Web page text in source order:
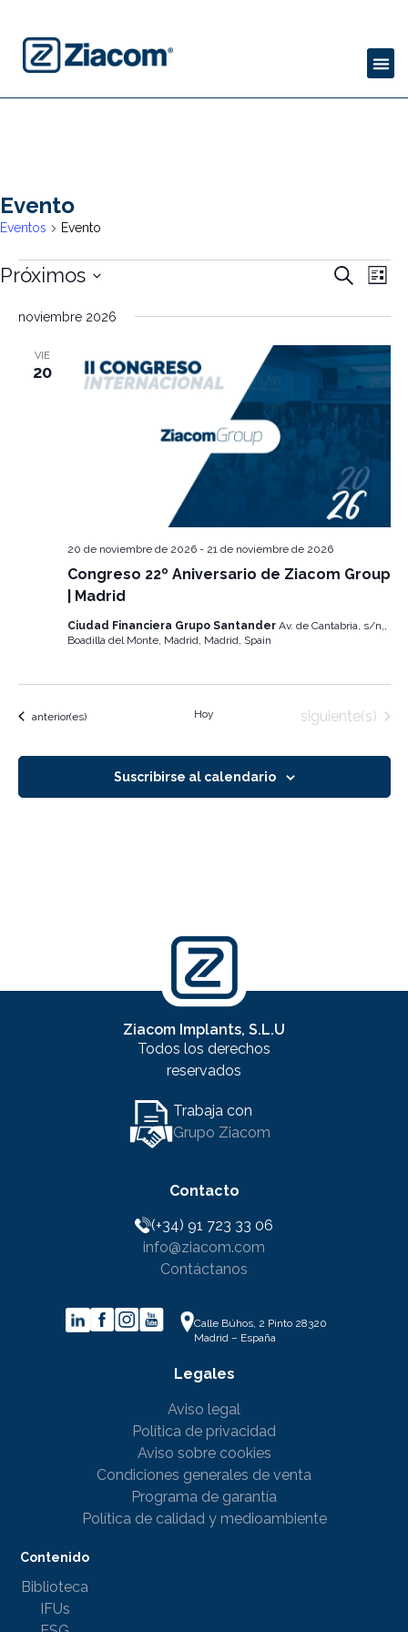
Evento
Eventos Evento
y
vistas
de
Buscar
Lista
Próximos
noviembre 2026
VIE
20
Congreso 22º Aniversario de Ziacom Group
| Madrid
20 de noviembre de 2026- 21 de noviembre de 2026
Ciudad Financiera Grupo Santander Av. de Cantabria, s/n,,
Boadilla del Monte, Madrid, Madrid, Spain
Eventos
anterior(es) Hoy Eventos
siguiente(s)
Suscribirse al calendario
Legales
Aviso legal
Política de privacidad
Aviso sobre cookies
Condiciones generales de venta
Programa de garantía
Política de calidad y medioambiente
Contenido
Biblioteca
IFUs
Contacto
(+34) 91 723 33 06
info@ziacom.com
Contáctanos
Ziacom Implants, S.L.U
Todos los derechos
reservados
Trabaja con
Grupo Ziacom
Calle Búhos, 2 Pinto 28320
Madrid – España